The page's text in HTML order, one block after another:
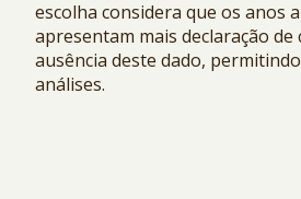
escolha considera que os anos
apresentam mais declaração de
ausência deste dado,
análises.